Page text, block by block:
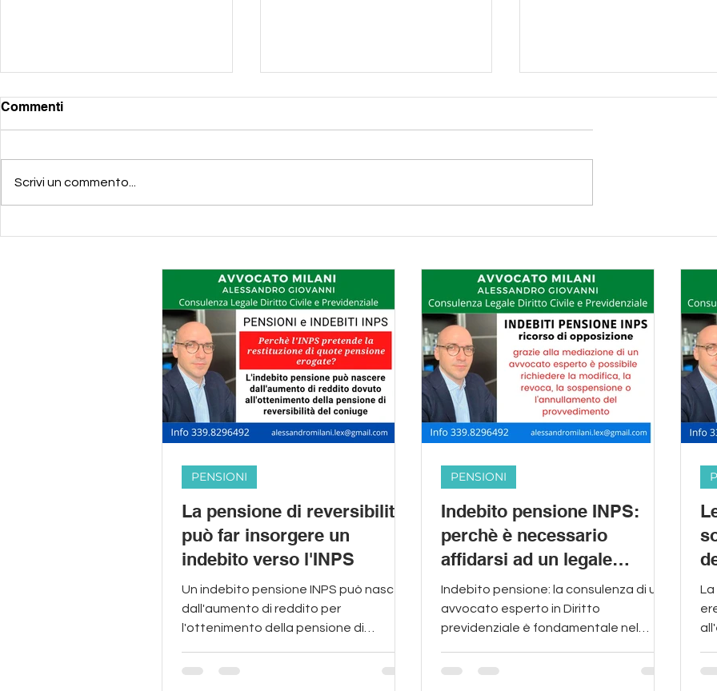
esperto in materia
previdenziale?
pensionistico
Commenti
Scrivi un commento...
La pensione di reversibilità
può far insorgere un
indebito verso l'INPS
Un indebito pensione INPS può nascere
dall'aumento di reddito per
l'ottenimento della pensione di
PENSIONI
Indebito pensione INPS:
perchè è necessario
affidarsi ad un legale
esperto in materia
previdenziale?
Indebito pensione: la consulenza di un
avvocato esperto in Diritto
previdenziale è fondamentale nel
PENSIONI
La